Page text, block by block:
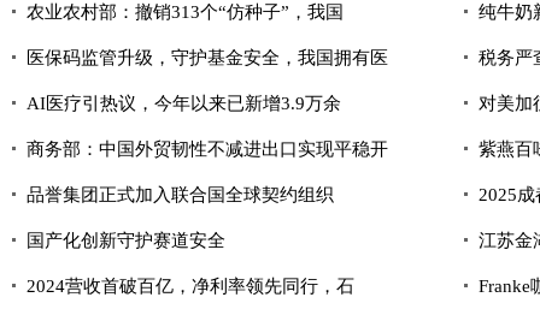
农业农村部：撤销313个“仿种子”，我国 纯牛奶
医保码监管升级，守护基金安全，我国拥有医 税务严
AI医疗引热议，今年以来已新增3.9万余 对美加
商务部：中国外贸韧性不减进出口实现平稳开 紫燕百
品誉集团正式加入联合国全球契约组织 2025
国产化创新守护赛道安全 江苏金
2024营收首破百亿，净利率领先同行，石 Franke